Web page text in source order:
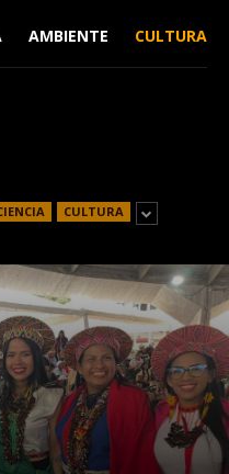
AMBIENTE CULTURA
CULTURA